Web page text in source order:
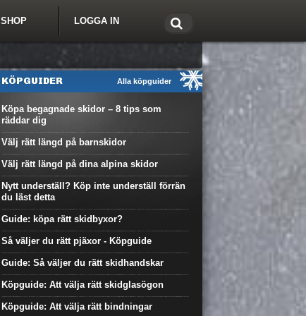
LOGGA IN
SHOP
Alla köpguider
KÖPGUIDER
Köpa begagnade skidor – 8 tips som
räddar dig
Välj rätt längd på barnskidor
Välj rätt längd på dina alpina skidor
Nytt underställ? Köp inte underställ förrän
du läst detta
Guide: köpa rätt skidbyxor?
Så väljer du rätt pjäxor - Köpguide
Guide: Så väljer du rätt skidhandskar
Köpguide: Att välja rätt skidglasögon
Köpguide: Att välja rätt bindningar